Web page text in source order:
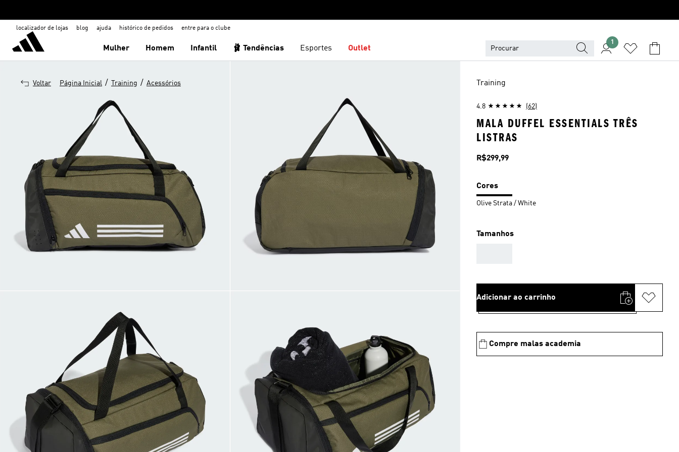
localizador de lojas blog ajuda histórico de pedidos entre para o clube
Mulher Homem Infantil 🩰 Tendências Esportes Outlet
1
Voltar Página Inicial / Training / Acessórios Training
4.8 (62)
MALA DUFFEL ESSENTIALS TRÊS
LISTRAS
Preço
R$299,99
Cores
Olive Strata / White
Tamanhos
Adicionar ao carrinho
Compre malas academia